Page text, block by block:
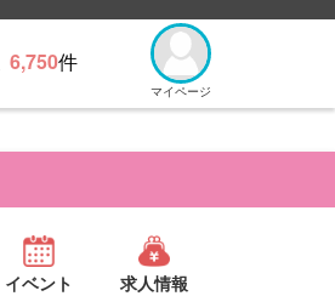
6,750件
マイページ
イベント 求人情報